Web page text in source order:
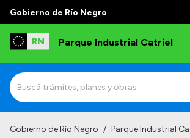
Gobierno de Río Negro
Parque Industrial Catriel
Gobierno de Río Negro / Parque Industrial